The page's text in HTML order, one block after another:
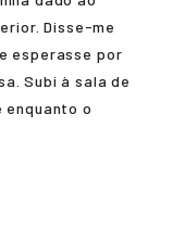
Disse-me
esperasse por
Subi à sala de
enquanto o